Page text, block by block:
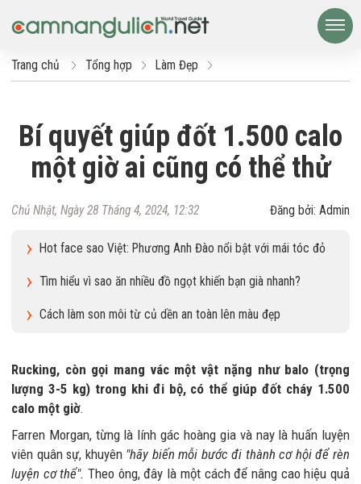
Trang chủ Tổng hợp Làm Đẹp
Bí quyết giúp đốt 1.500 calo
một giờ ai cũng có thể thử
Chủ Nhật, Ngày 28 Tháng 4, 2024, 12:32 Đăng bởi: Admin
Hot face sao Việt: Phương Anh Đào nổi bật với mái tóc đỏ
Tìm hiểu vì sao ăn nhiều đồ ngọt khiến bạn già nhanh?
Cách làm son môi từ củ dền an toàn lên màu đẹp
Rucking, còn gọi mang vác một vật nặng như balo (trọng
lượng 3-5 kg) trong khi đi bộ, có thể giúp đốt cháy 1.500
calo một giờ.
Farren Morgan, từng là lính gác hoàng gia và nay là huấn luyện
viên quân sự, khuyên "hãy biến mỗi bước đi thành cơ hội để rèn
luyện cơ thể". Theo ông, đây là một cách để nâng cao hiệu quả